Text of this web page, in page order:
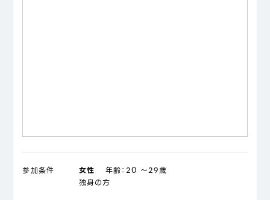
参加条件 女性 年齢： 20 ～29歳
独身の方